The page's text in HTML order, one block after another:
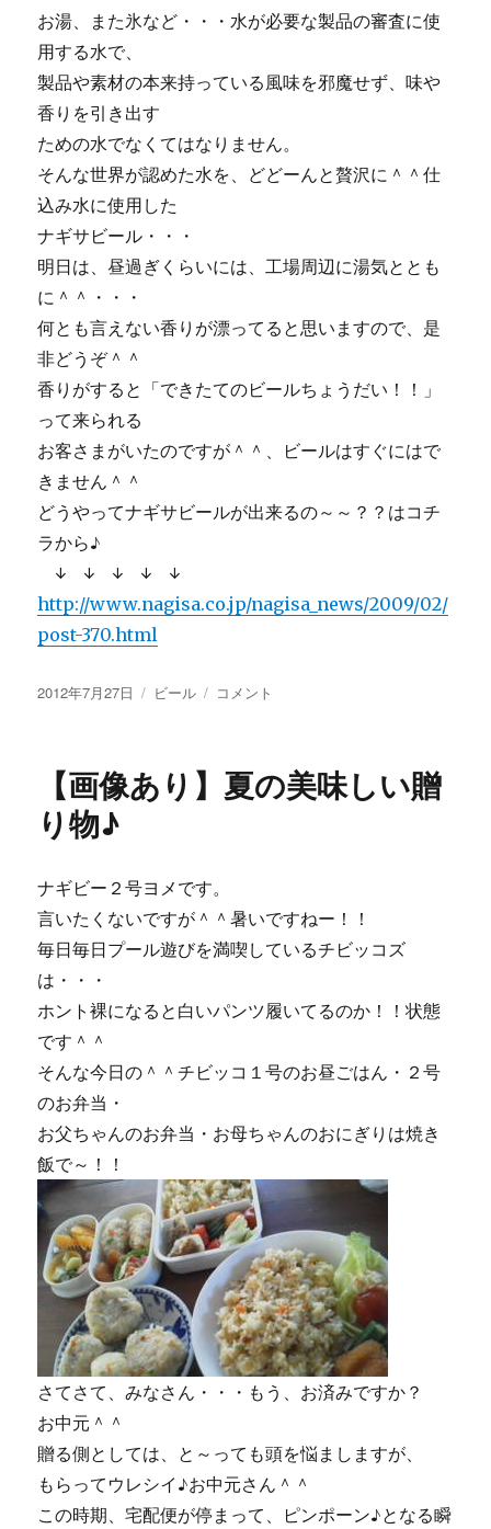
お湯、また氷など・・・水が必要な製品の審査に使
用する水で、
製品や素材の本来持っている風味を邪魔せず、味や
香りを引き出す
ための水でなくてはなりません。
そんな世界が認めた水を、どどーんと贅沢に＾＾仕
込み水に使用した
ナギサビール・・・
明日は、昼過ぎくらいには、工場周辺に湯気ととも
に＾＾・・・
何とも言えない香りが漂ってると思いますので、是
非どうぞ＾＾
香りがすると「できたてのビールちょうだい！！」
って来られる
お客さまがいたのですが＾＾、ビールはすぐにはで
きません＾＾
どうやってナギサビールが出来るの～～？？はコチ
ラから♪
↓ ↓ ↓ ↓ ↓
http://www.nagisa.co.jp/nagisa_news/2009/02/
post-370.html
投
2012年7月27日
カ
ー
ビール
【画
世
界
た
水
を
に。
コメント
【画像あり】夏の美味しい贈
り物♪
ナギビー２号ヨメです。
言いたくないですが＾＾暑いですねー！！
毎日毎日プール遊びを満喫しているチビッコズ
は・・・
ホント裸になると白いパンツ履いてるのか！！状態
です＾＾
そんな今日の＾＾チビッコ１号のお昼ごはん・２号
のお弁当・
お父ちゃんのお弁当・お母ちゃんのおにぎりは焼き
飯で～！！
さてさて、みなさん・・・もう、お済みですか？
お中元＾＾
贈る側としては、と～っても頭を悩ましますが、
もらってウレシイ♪お中元さん＾＾
この時期、宅配便が停まって、ピンポーン♪となる瞬